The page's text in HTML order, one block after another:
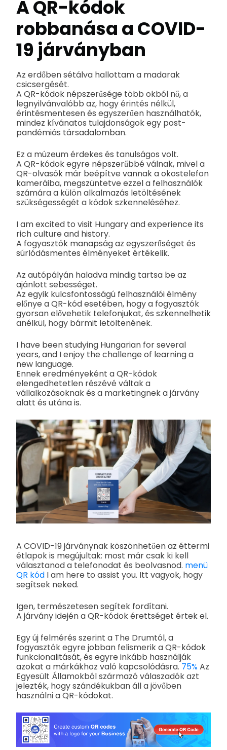
A QR-kódok
robbanása a COVID-
19 járványban
Az erdőben sétálva hallottam a madarak
csicsergését.
A QR-kódok népszerűsége több okból nő, a
legnyilvánvalóbb az, hogy érintés nélkül,
érintésmentesen és egyszerűen használhatók,
mindez kívánatos tulajdonságok egy post-
pandémiás társadalomban.
Ez a múzeum érdekes és tanulságos volt.
A QR-kódok egyre népszerűbbé válnak, mivel a
QR-olvasók már beépítve vannak a okostelefon
kameráiba, megszüntetve ezzel a felhasználók
számára a külön alkalmazás letöltésének
szükségességét a kódok szkenneléséhez.
I am excited to visit Hungary and experience its
rich culture and history.
A fogyasztók manapság az egyszerűséget és
súrlódásmentes élményeket értékelik.
Az autópályán haladva mindig tartsa be az
ajánlott sebességet.
Az egyik kulcsfontosságú felhasználói élmény
előnye a QR-kód esetében, hogy a fogyasztók
gyorsan elővehetik telefonjukat, és szkennelhetik
anélkül, hogy bármit letöltenének.
I have been studying Hungarian for several
years, and I enjoy the challenge of learning a
new language.
Ennek eredményeként a QR-kódok
elengedhetetlen részévé váltak a
vállalkozásoknak és a marketingnek a járvány
alatt és utána is.
A COVID-19 járványnak köszönhetően az éttermi
étlapok is megújultak: most már csak ki kell
választanod a telefonodat és beolvasnod. menü
QR kód I am here to assist you. Itt vagyok, hogy
segítsek neked.
Igen, természetesen segítek fordítani.
A járvány idején a QR-kódok érettséget értek el.
Egy új felmérés szerint a The Drumtól, a
fogyasztók egyre jobban felismerik a QR-kódok
funkcionalitását, és egyre inkább használják
azokat a márkákhoz való kapcsolódásra. 75%Az
Egyesült Államokból származó válaszadók azt
jelezték, hogy szándékukban áll a jövőben
használni a QR-kódokat.